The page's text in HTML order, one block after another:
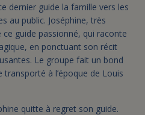
dernier guide la famille vers les
au public. Joséphine, très
guide passionné, qui raconte
en ponctuant son récit
Le groupe fait un bond
à l’époque de Louis
quitte à regret son guide.